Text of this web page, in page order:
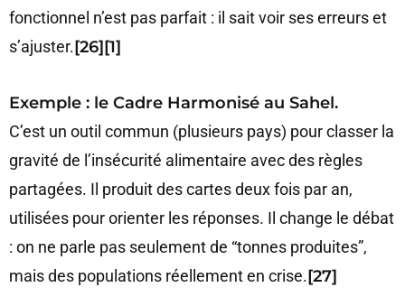
fonctionnel n’est pas parfait : il sait voir ses erreurs et
s’ajuster.[26][1]
Exemple : le Cadre Harmonisé au Sahel.
C’est un outil commun (plusieurs pays) pour classer la
gravité de l’insécurité alimentaire avec des règles
partagées. Il produit des cartes deux fois par an,
utilisées pour orienter les réponses. Il change le débat
: on ne parle pas seulement de “tonnes produites”,
mais des populations réellement en crise.[27]